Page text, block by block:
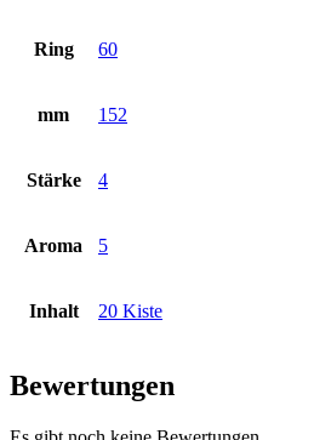
Ring 60
mm 152
Stärke 4
Aroma 5
Inhalt 20 Kiste
Bewertungen